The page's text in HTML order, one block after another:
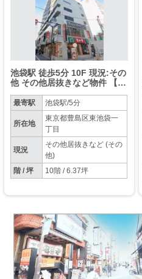
池袋駅 徒歩5分 10F 現況:その
他 その他居抜きなど物件 【飲
最寄駅 池袋駅/5分
所在地
東京都豊島区東池袋一
丁目
現況
その他居抜きなど (その
他)
階 / 坪
10階 / 6.37坪